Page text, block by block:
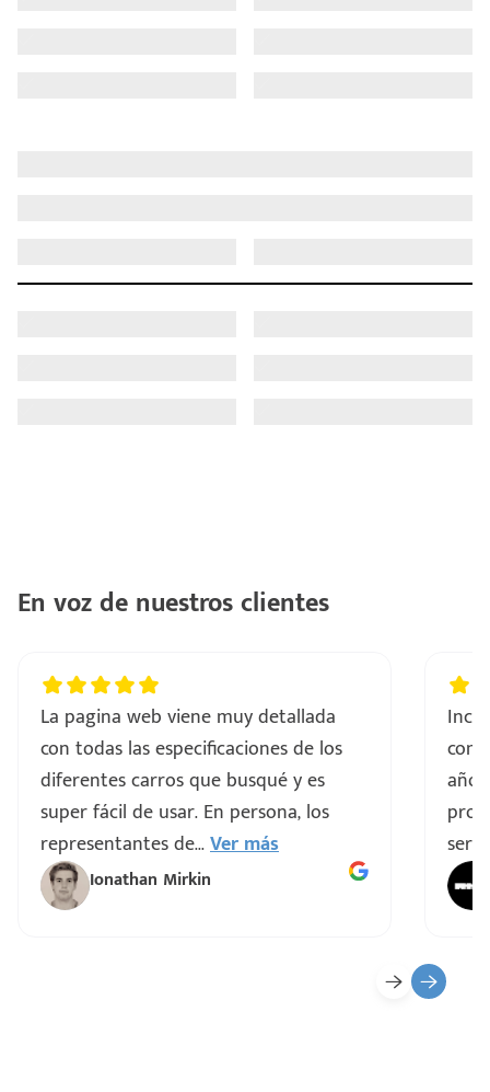
En voz de nuestros clientes
La pagina web viene muy detallada
con todas las especificaciones de los
diferentes carros que busqué y es
super fácil de usar. En persona, los
representantes de...Ver más
Ionathan Mirkin